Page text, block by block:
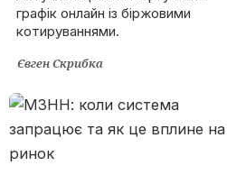
графік онлайн із біржовими
котируваннями.
Євген Скрибка